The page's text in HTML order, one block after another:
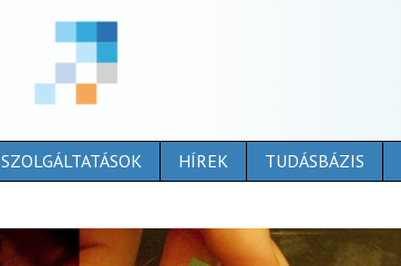
SZOLGÁLTATÁSOK HÍREK TUDÁSBÁZIS